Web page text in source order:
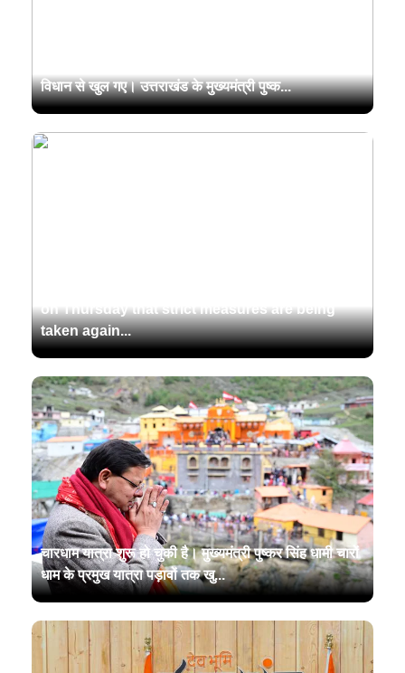
विधान से खुल गए। उत्तराखंड के मुख्यमंत्री पुष्क...
on Thursday that strict measures are being
taken again...
चारधाम यात्रा शुरू हो चुकी है। मुख्यमंत्री पुष्कर सिंह धामी चारों
धाम के प्रमुख यात्रा पड़ावों तक खु...